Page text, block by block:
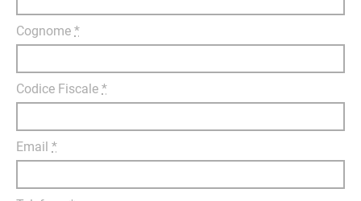
Cognome *
Codice Fiscale *
Email *